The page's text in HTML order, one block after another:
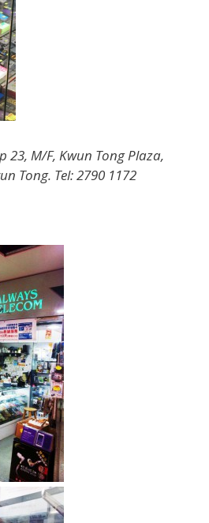
23, M/F, Kwun Tong Plaza,
Tong. Tel: 2790 1172